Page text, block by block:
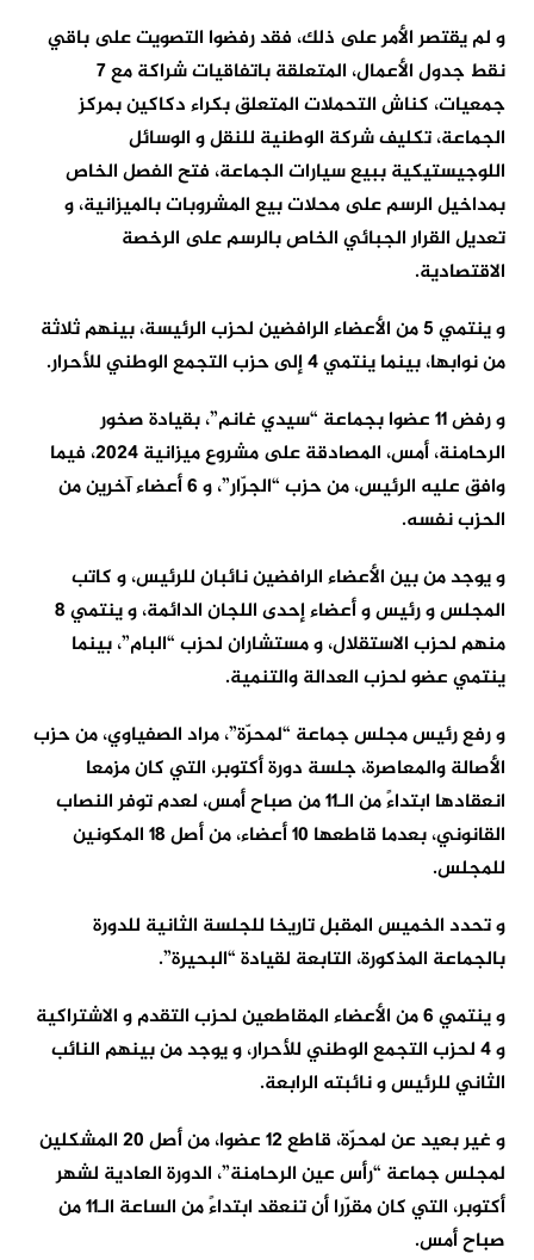
و لم يقتصر الأمر على ذلك، فقد رفضوا التصويت على باقي
نقط جدول الأعمال، المتعلقة باتفاقيات شراكة مع 7
جمعيات، كناش التحملات المتعلق بكراء دكاكين بمركز
الجماعة، تكليف شركة الوطنية للنقل و الوسائل
اللوجيستيكية ببيع سيارات الجماعة، فتح الفصل الخاص
بمداخيل الرسم على محلات بيع المشروبات بالميزانية، و
تعديل القرار الجبائي الخاص بالرسم على الرخصة
الاقتصادية.
و ينتمي 5 من الأعضاء الرافضين لحزب الرئيسة، بينهم ثلاثة
من نوابها، بينما ينتمي 4 إلى حزب التجمع الوطني للأحرار.
و رفض 11 عضوا بجماعة “سيدي غانم”، بقيادة صخور
الرحامنة، أمس، المصادقة على مشروع ميزانية 2024، فيما
وافق عليه الرئيس، من حزب “الجرّار”، و 6 أعضاء آخرين من
الحزب نفسه.
و يوجد من بين الأعضاء الرافضين نائبان للرئيس، و كاتب
المجلس و رئيس و أعضاء إحدى اللجان الدائمة، و ينتمي 8
منهم لحزب الاستقلال، و مستشاران لحزب “البام”، بينما
ينتمي عضو لحزب العدالة والتنمية.
و رفع رئيس مجلس جماعة “لمحرّة”، مراد الصفياوي، من حزب
الأصالة والمعاصرة، جلسة دورة أكتوبر، التي كان مزمعا
انعقادها ابتداءً من الـ11 من صباح أمس، لعدم توفر النصاب
القانوني، بعدما قاطعها 10 أعضاء، من أصل 18 المكونين
للمجلس.
و تحدد الخميس المقبل تاريخا للجلسة الثانية للدورة
بالجماعة المذكورة، التابعة لقيادة “البحيرة”.
و ينتمي 6 من الأعضاء المقاطعين لحزب التقدم و الاشتراكية
و 4 لحزب التجمع الوطني للأحرار، و يوجد من بينهم النائب
الثاني للرئيس و نائبته الرابعة.
و غير بعيد عن لمحرّة، قاطع 12 عضوا، من أصل 20 المشكلين
لمجلس جماعة “رأس عين الرحامنة”، الدورة العادية لشهر
أكتوبر، التي كان مقرّرا أن تنعقد ابتداءً من الساعة الـ11 من
صباح أمس.